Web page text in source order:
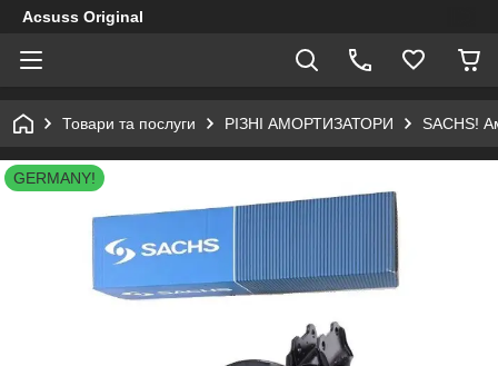
Acsuss Original
Товари та послуги РІЗНІ АМОРТИЗАТОРИ SACHS!
GERMANY!